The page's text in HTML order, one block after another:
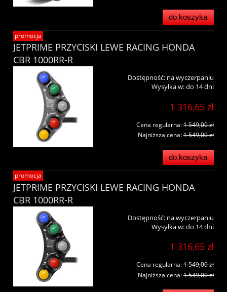
do koszyka
JETPRIME PRZYCISKI LEWE RACING HONDA
CBR 1000RR-R
Dostępność: na wyczerpaniu
Wysyłka w:do 14 dni
1 316,65 zł
Cena regularna:1 549,00 zł
Najniższa cena:1 549,00 zł
do koszyka
promocja
JETPRIME PRZYCISKI LEWE RACING HONDA
CBR 1000RR-R
Dostępność: na wyczerpaniu
Wysyłka w:do 14 dni
1 316,65 zł
Cena regularna:1 549,00 zł
Najniższa cena:1 549,00 zł
promocja